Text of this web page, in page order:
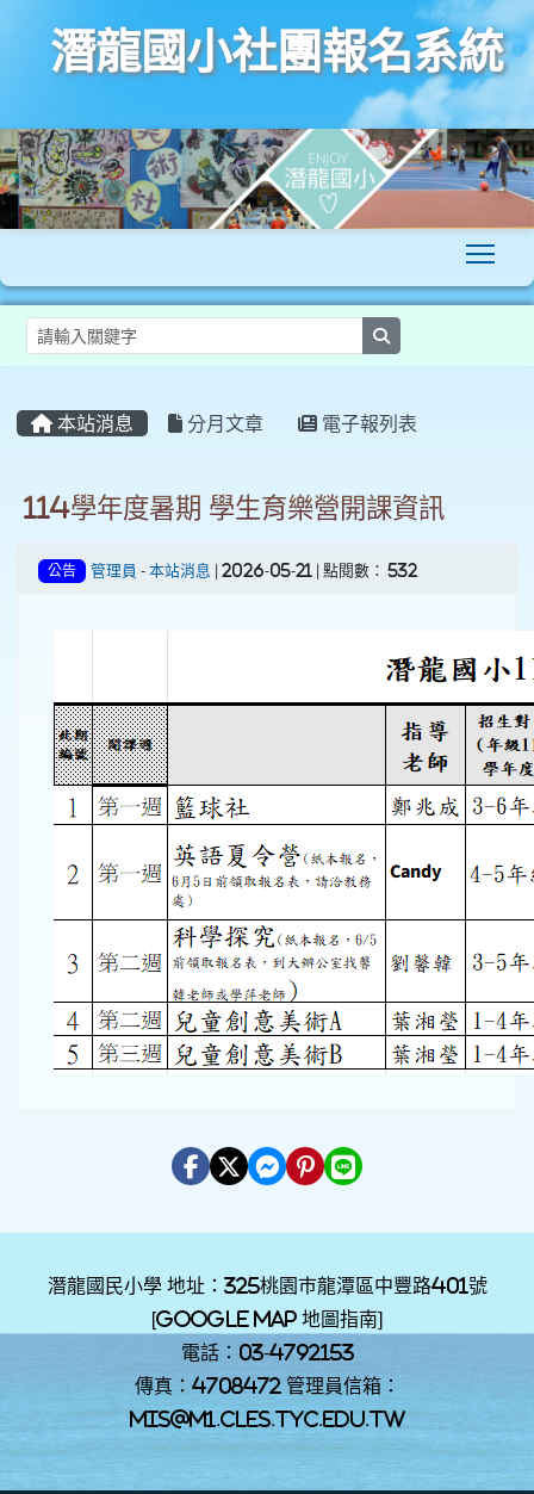
潛龍國小社團報名系統
本站消息 分月文章 電子報列表
114學年度暑期 學生育樂營開課資訊
公告 管理員 - 本站消息 | 2026-05-21 | 點閱數： 532
潛龍國民小學 地址：325桃園巿龍潭區中豐路401號
[Google Map 地圖指南]
電話：03-4792153
傳真：4708472 管理員信箱：
mis@m1.cles.tyc.edu.tw